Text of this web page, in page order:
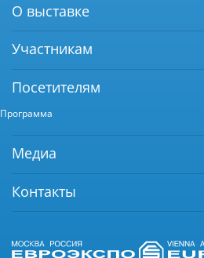
О выставке
Участникам
Посетителям
Программа
Медиа
Контакты